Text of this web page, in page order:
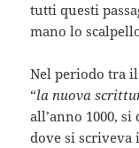
tutti questi
mano lo
Nel periodo tra
“la nuova
all’anno 1000,
dove si scriveva